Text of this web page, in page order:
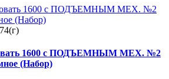
1600 с ПОДЪЕМНЫМ МЕХ. №2
(Набор)